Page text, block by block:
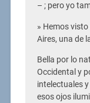
– ; pero yo
» Hemos
Aires, una de
Bella por lo
Occidental y
intelectuales
esos ojos